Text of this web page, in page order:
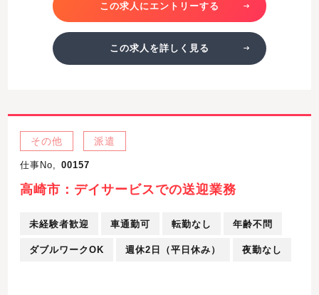
この求人にエントリーする
この求人を詳しく見る
その他 派遣
仕事No, 00157
高崎市：デイサービスでの送迎業務
未経験者歓迎 車通勤可 転勤なし 年齢不問
ダブルワークOK 週休2日（平日休み） 夜勤なし